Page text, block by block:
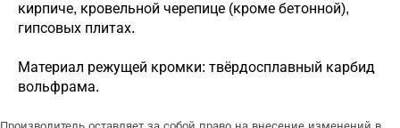
кирпиче, кровельной черепице (кроме бетонной),
гипсовых плитах.
Материал режущей кромки: твёрдосплавный карбид
вольфрама.